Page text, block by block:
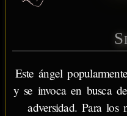
Este ángel
y se invoca en busca
adversidad. Para los